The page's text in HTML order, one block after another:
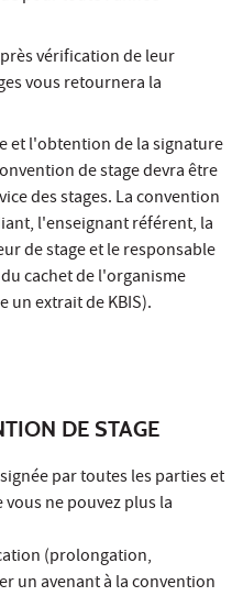
vérification de leur
vous retournera la
et l'obtention de la signature
de stage devra être
des stages. La convention
l'enseignant référent, la
de stage et le responsable
cachet de l'organisme
un extrait de KBIS).
DE STAGE
par toutes les parties et
ne pouvez plus la
(prolongation,
un avenant à la convention